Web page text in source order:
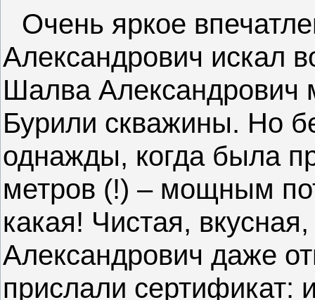
Очень яркое
Александрович искал
Шалва Александрович
Бурили скважины. Но
однажды, когда была
метров (!) – мощным
какая! Чистая,
Александрович даже
прислали сертификат: